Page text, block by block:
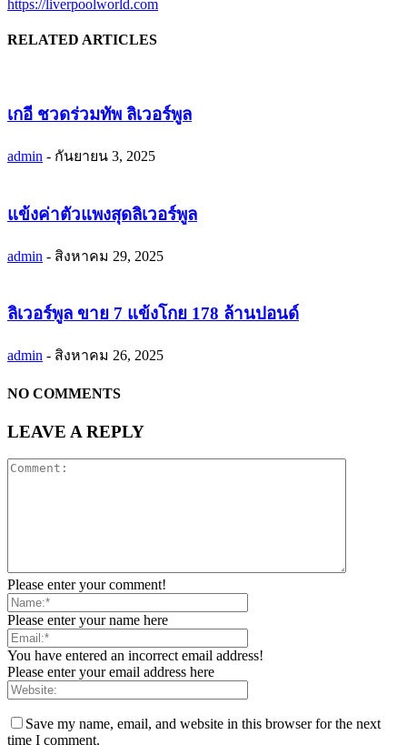
https://liverpoolworld.com
RELATED ARTICLES
เกอี ชวดร่วมทัพ ลิเวอร์พูล
admin - กันยายน 3, 2025
แข้งค่าตัวแพงสุดลิเวอร์พูล
admin - สิงหาคม 29, 2025
ลิเวอร์พูล ขาย 7 แข้งโกย 178 ล้านปอนด์
admin - สิงหาคม 26, 2025
NO COMMENTS
LEAVE A REPLY
Please enter your comment!
Please enter your name here
You have entered an incorrect email address!
Please enter your email address here
Save my name, email, and website in this browser for the next
time I comment.